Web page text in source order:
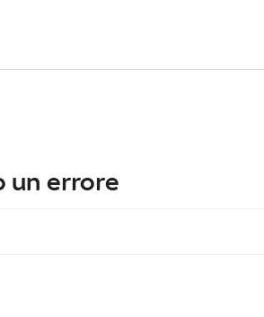
un errore